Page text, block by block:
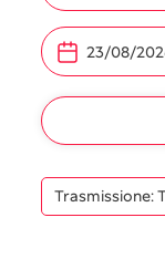
Trasmissione: